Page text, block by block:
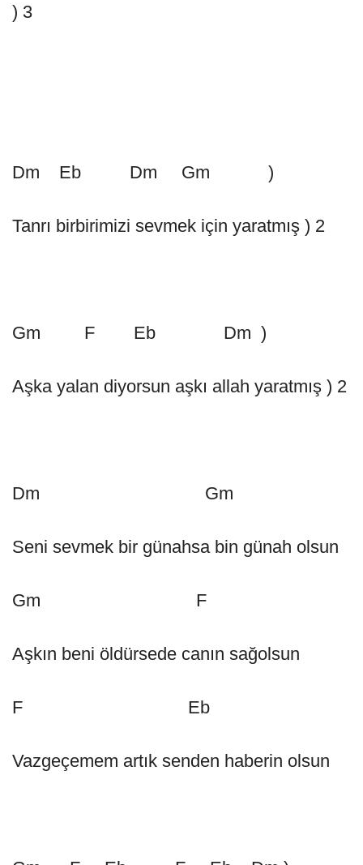
) 3
Dm Eb Dm Gm )
Tanrı birbirimizi sevmek için yaratmış ) 2
Gm F Eb Dm )
Aşka yalan diyorsun aşkı allah yaratmış ) 2
Dm Gm
Seni sevmek bir günahsa bin günah olsun
Gm F
Aşkın beni öldürsede canın sağolsun
F Eb
Vazgeçemem artık senden haberin olsun